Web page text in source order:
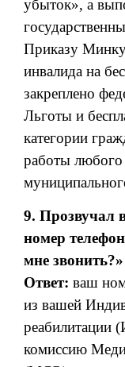
убыток», а
Приказу
инвалида на
закреплено
Льготы и
категории
работы любого
9. Прозвучал
номер
мне звонить?»
Ответ: ваш
из вашей
реабилитации
комиссию